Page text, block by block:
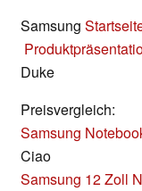
Samsung
Duke
Preisvergleich:
Samsung
Ciao
Samsung 12 Zoll